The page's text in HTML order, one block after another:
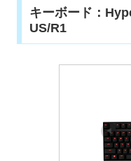
キーボード：
US/R1